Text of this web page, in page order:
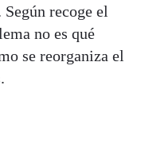
recoge el
no es qué
se reorganiza el